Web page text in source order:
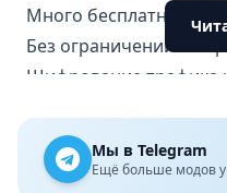
Много бесплатных
Без ограничений по
Шифрование трафика
Скорость тянет
Защита данных в
Мы в Telegram
Ещё больше модов у